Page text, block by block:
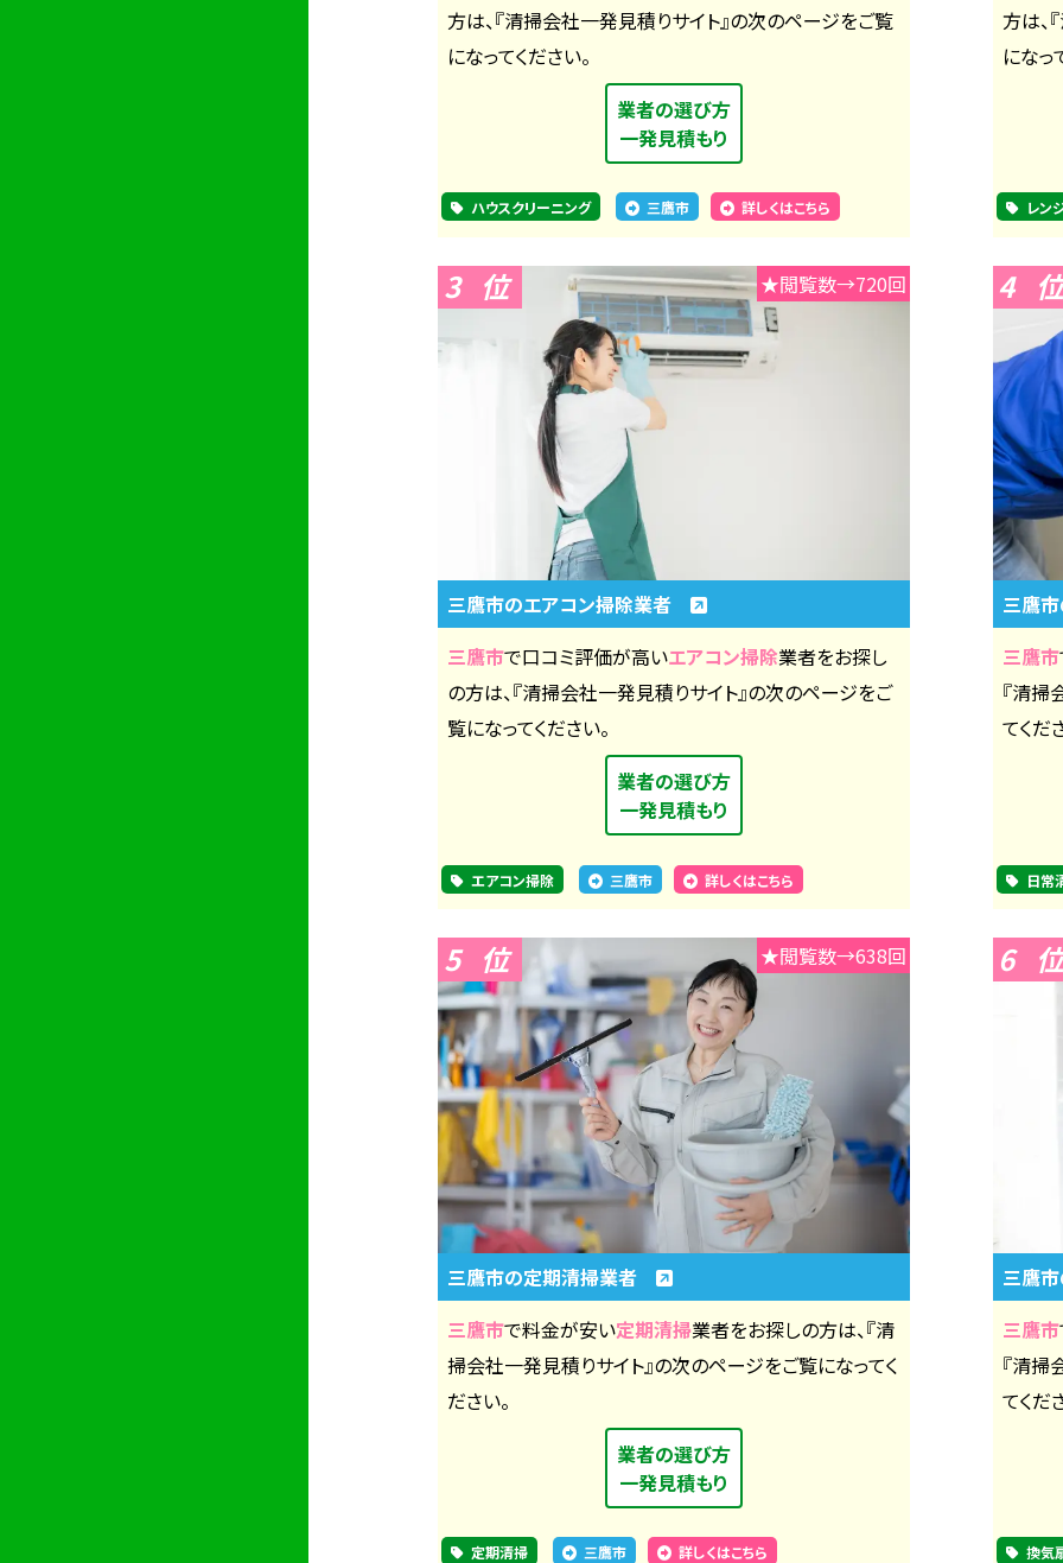
方は、『清掃会社一発見積りサイト』の次のページをご覧
になってください。
業者の選び方
一発見積もり
ハウスクリーニング 三鷹市 詳しくはこちら
方は、
になっ
レン
3 ★閲覧数→720回
三鷹市のエアコン掃除業者
三鷹市で口コミ評価が高いエアコン掃除業者をお探し
の方は、『清掃会社一発見積りサイト』の次のページをご
覧になってください。
業者の選び方
一発見積もり
エアコン掃除 三鷹市 詳しくはこちら
4
三鷹
三鷹市
『清掃
てくだ
日常
5 ★閲覧数→638回
三鷹市の定期清掃業者
三鷹市で料金が安い定期清掃業者をお探しの方は、『清
掃会社一発見積りサイト』の次のページをご覧になってく
ださい。
業者の選び方
一発見積もり
定期清掃 三鷹市 詳しくはこちら
6
三鷹
三鷹市
『清掃
てくだ
換気